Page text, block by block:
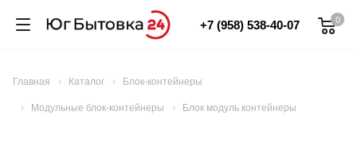
0
+7 (958) 538-40-07
Главная Каталог Блок-контейнеры
Модульные блок-контейнеры Блок модуль контейнеры